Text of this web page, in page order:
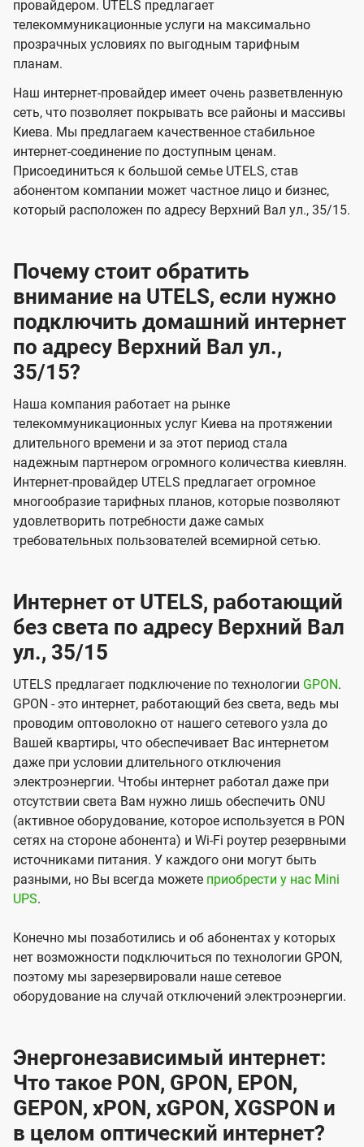
s
и
д
е
н
и
я
д
е
и
я
провайдером. UTELS предлагает
телекоммуникационные услуги на максимально
прозрачных условиях по выгодным тарифным
планам.
Наш интернет-провайдер имеет очень разветвленную
сеть, что позволяет покрывать все районы и массивы
Киева. Мы предлагаем качественное стабильное
интернет-соединение по доступным ценам.
Присоединиться к большой семье UTELS, став
абонентом компании может частное лицо и бизнес,
который расположен по адресу Верхний Вал ул., 35/15.
Почему стоит обратить
внимание на UTELS, если нужно
подключить домашний интернет
по адресу Верхний Вал ул.,
35/15?
Наша компания работает на рынке
телекоммуникационных услуг Киева на протяжении
длительного времени и за этот период стала
надежным партнером огромного количества киевлян.
Интернет-провайдер UTELS предлагает огромное
многообразие тарифных планов, которые позволяют
удовлетворить потребности даже самых
требовательных пользователей всемирной сетью.
Интернет от UTELS, работающий
без света по адресу Верхний Вал
ул., 35/15
UTELS предлагает подключение по технологии GPON.
GPON - это интернет, работающий без света, ведь мы
проводим оптоволокно от нашего сетевого узла до
Вашей квартиры, что обеспечивает Вас интернетом
даже при условии длительного отключения
электроэнергии. Чтобы интернет работал даже при
отсутствии света Вам нужно лишь обеспечить ONU
(активное оборудование, которое используется в PON
сетях на стороне абонента) и Wi-Fi роутер резервными
источниками питания. У каждого они могут быть
разными, но Вы всегда можете приобрести у нас Mini
UPS.
Конечно мы позаботились и об абонентах у которых
нет возможности подключиться по технологии GPON,
поэтому мы зарезервировали наше сетевое
оборудование на случай отключений электроэнергии.
Энергонезависимый интернет:
Что такое PON, GPON, EPON,
GEPON, xPON, xGPON, XGSPON и
в целом оптический интернет?